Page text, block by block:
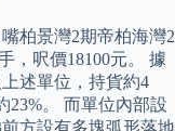
柏景灣2期帝柏海灣2
，呎價18100元。 據
述單位，持貨約4
23%。 而單位內部設
方設有多塊弧形落地